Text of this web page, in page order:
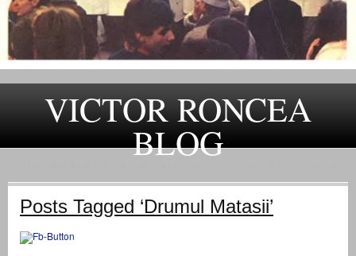
VICTOR RONCEA
BLOG
Posts Tagged ‘Drumul Matasii’